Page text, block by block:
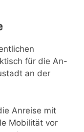
für die An-
an der
Anreise mit
Mobilität vor